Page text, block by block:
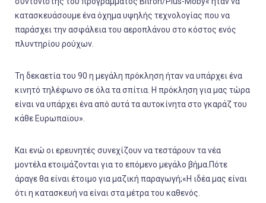
κατασκευάσουμε ένα όχημα υψηλής τεχνολογίας που να
παράσχει την ασφάλεια του αεροπλάνου στο κόστος ενός
πλυντηρίου ρούχων.
Τη δεκαετία του 90 η μεγάλη πρόκληση ήταν να υπάρχει ένα
κινητό τηλέφωνο σε όλα τα σπίτια. Η πρόκληση για μας τώρα
είναι να υπάρχει ένα από αυτά τα αυτοκίνητα στο γκαράζ του
κάθε Ευρωπαϊου».
Και ενώ οι ερευνητές συνεχίζουν να τεστάρουν τα νέα
μοντέλα ετοιμάζονται για το επόμενο μεγάλο βήμα.Πότε
άραγε θα είναι έτοιμο για μαζική παραγωγή;«Η ιδέα μας είναι
ότι η κατασκευή να είναι στα μέτρα του καθενός.